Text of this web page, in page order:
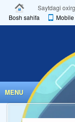
Saytdagi
Bosh sahifa
MENU